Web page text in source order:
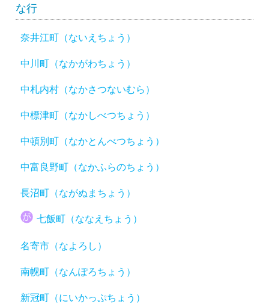
な行
奈井江町（ないえちょう）
中川町（なかがわちょう）
中札内村（なかさつないむら）
中標津町（なかしべつちょう）
中頓別町（なかとんべつちょう）
中富良野町（なかふらのちょう）
長沼町（ながぬまちょう）
七飯町（ななえちょう）
名寄市（なよろし）
南幌町（なんぽろちょう）
新冠町（にいかっぷちょう）